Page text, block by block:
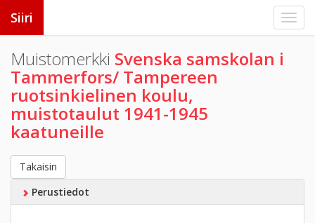
Siiri
Muistomerkki Svenska samskolan i
Tammerfors/ Tampereen
ruotsinkielinen koulu,
muistotaulut 1941-1945
kaatuneille
Takaisin
Perustiedot